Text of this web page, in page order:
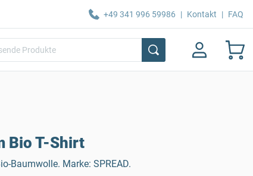
+49 341 996 59986 | Kontakt | FAQ
Bio T-Shirt
Baumwolle. Marke: SPREAD.